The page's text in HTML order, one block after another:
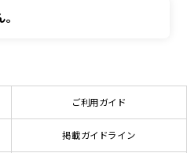
ご利用ガイド
掲載ガイドライン